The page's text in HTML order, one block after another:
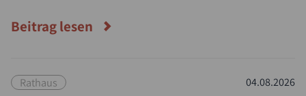
Beitrag lesen
Rathaus 04.08.2026